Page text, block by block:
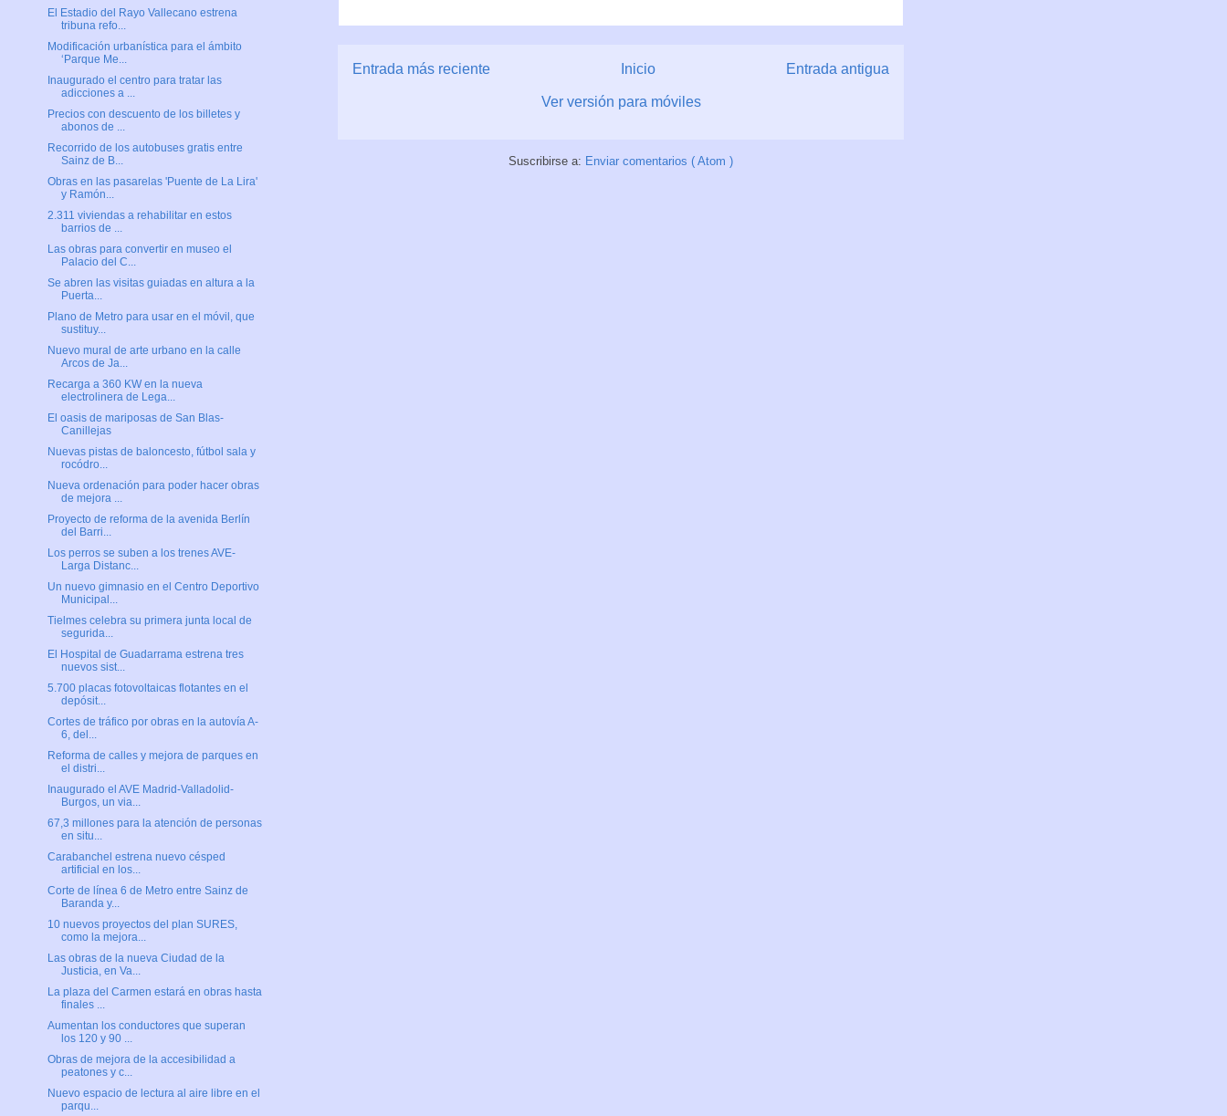
Entrada más reciente Entrada antigua
Inicio
Ver versión para móviles
Suscribirse a: Enviar comentarios ( Atom )
El Estadio del Rayo Vallecano estrena
tribuna refo...
Modificación urbanística para el ámbito
‘Parque Me...
Inaugurado el centro para tratar las
adicciones a ...
Precios con descuento de los billetes y
abonos de ...
Recorrido de los autobuses gratis entre
Sainz de B...
Obras en las pasarelas 'Puente de La Lira'
y Ramón...
2.311 viviendas a rehabilitar en estos
barrios de ...
Las obras para convertir en museo el
Palacio del C...
Se abren las visitas guiadas en altura a la
Puerta...
Plano de Metro para usar en el móvil, que
sustituy...
Nuevo mural de arte urbano en la calle
Arcos de Ja...
Recarga a 360 KW en la nueva
electrolinera de Lega...
El oasis de mariposas de San Blas-
Canillejas
Nuevas pistas de baloncesto, fútbol sala y
rocódro...
Nueva ordenación para poder hacer obras
de mejora ...
Proyecto de reforma de la avenida Berlín
del Barri...
Los perros se suben a los trenes AVE-
Larga Distanc...
Un nuevo gimnasio en el Centro Deportivo
Municipal...
Tielmes celebra su primera junta local de
segurida...
El Hospital de Guadarrama estrena tres
nuevos sist...
5.700 placas fotovoltaicas flotantes en el
depósit...
Cortes de tráfico por obras en la autovía A-
6, del...
Reforma de calles y mejora de parques en
el distri...
Inaugurado el AVE Madrid-Valladolid-
Burgos, un via...
67,3 millones para la atención de personas
en situ...
Carabanchel estrena nuevo césped
artificial en los...
Corte de línea 6 de Metro entre Sainz de
Baranda y...
10 nuevos proyectos del plan SURES,
como la mejora...
Las obras de la nueva Ciudad de la
Justicia, en Va...
La plaza del Carmen estará en obras hasta
finales ...
Aumentan los conductores que superan
los 120 y 90 ...
Obras de mejora de la accesibilidad a
peatones y c...
Nuevo espacio de lectura al aire libre en el
parqu...